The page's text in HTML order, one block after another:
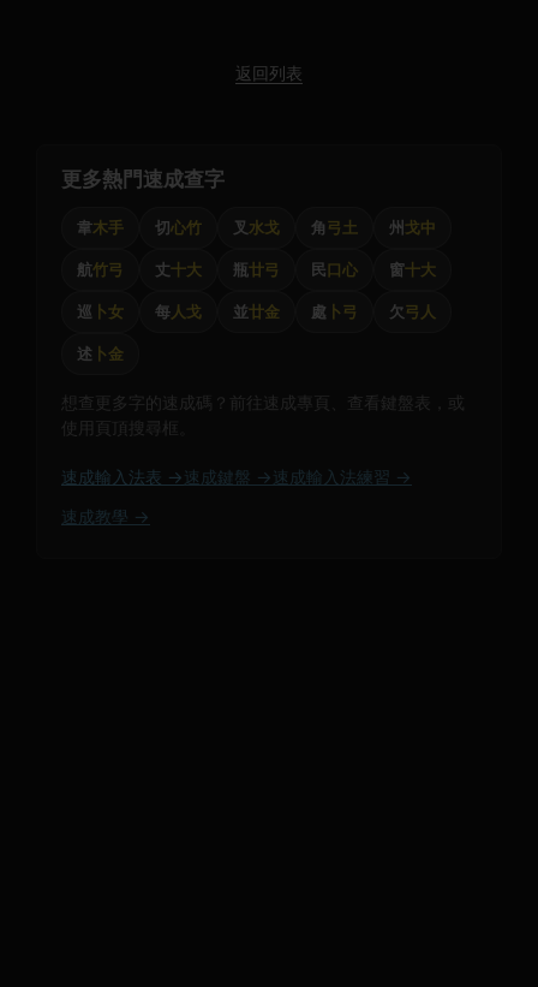
返回列表
更多熱門速成查字
韋木手 切心竹 叉 水戈 角弓土 州 戈中
航竹弓 丈十大 瓶廿弓 民口心 窗十大
巡 卜女 每人戈 並廿金 處 卜弓 欠弓人
述 卜金
想查更多字的速成碼？前往速成專頁、查看鍵盤表，或
使用頁頂搜尋框。
速成輸入法表 → 速成鍵盤 → 速成輸入法練習 →
速成教學 →